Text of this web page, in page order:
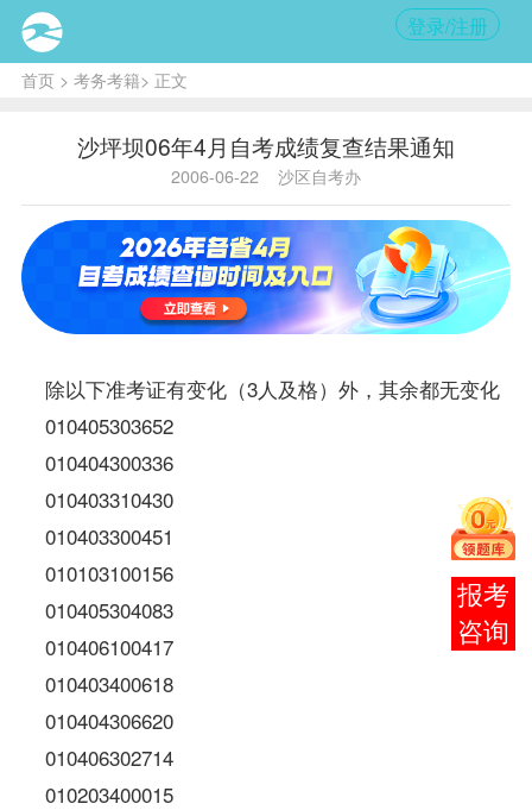
登录/注册
首页> 考务考籍> 正文
沙坪坝06年4月自考成绩复查结果通知
2006-06-22 沙区自考办
除以下准考证有变化（3人及格）外，其余都无变化
010405303652
010404300336
010403310430
010403300451
010103100156
010405304083
010406100417
010403400618
010404306620
010406302714
010203400015
报考
咨询